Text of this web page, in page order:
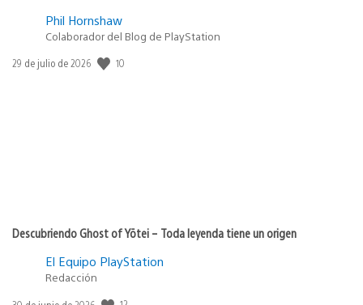
Phil Hornshaw
Colaborador del Blog de PlayStation
Fecha
29 de julio de 2026 10
Descubriendo Ghost of Yōtei – Toda leyenda tiene un origen
El Equipo PlayStation
Redacción